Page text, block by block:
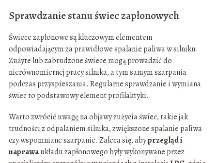
Sprawdzanie stanu świec zapłonowych
Świece zapłonowe są kluczowym elementem
odpowiadającym za prawidłowe spalanie paliwa w silniku.
Zużyte lub zabrudzone świece mogą prowadzić do
nierównomiernej pracy silnika, a tym samym szarpania
podczas przyspieszania. Regularne sprawdzanie i wymiana
świec to podstawowy element profilaktyki.
Warto zwrócić uwagę na objawy zużycia świec, takie jak
trudności z odpalaniem silnika, zwiększone spalanie paliwa
czy wspomniane szarpanie. Zaleca się, abyprzegląd i
naprawaukładu zapłonowego były wykonywane przez